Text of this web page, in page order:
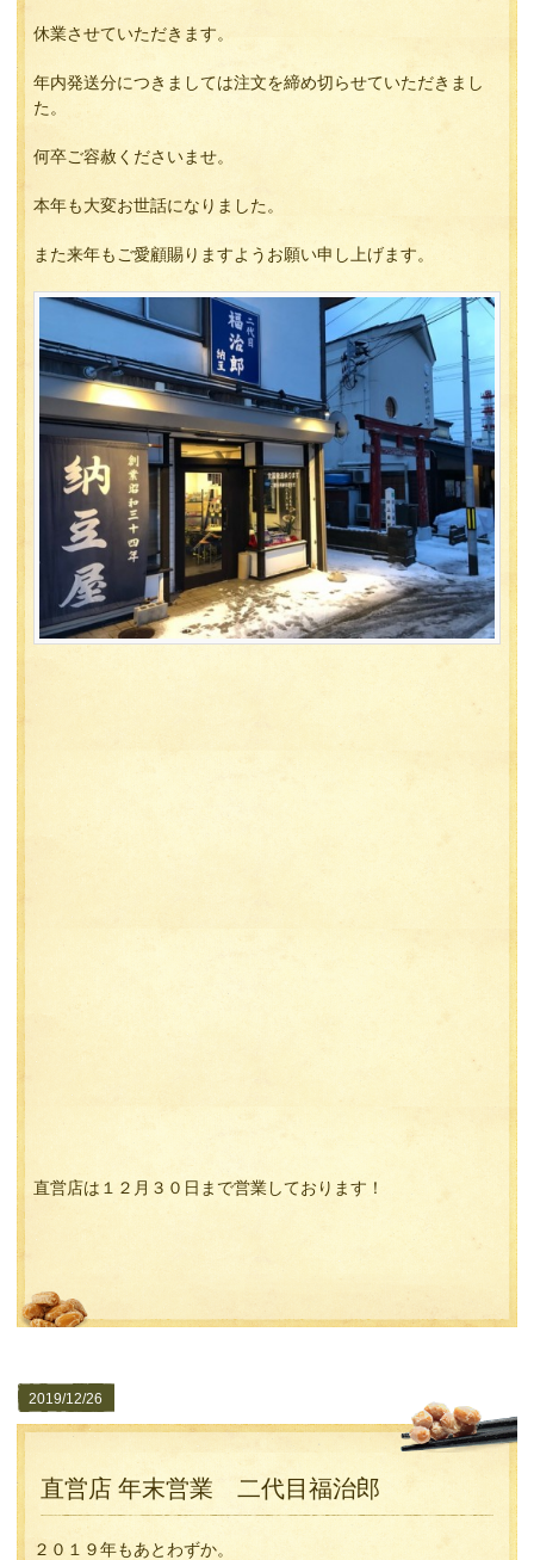
休業させていただきます。
年内発送分につきましては注文を締め切らせていただきまし
た。
何卒ご容赦くださいませ。
本年も大変お世話になりました。
また来年もご愛顧賜りますようお願い申し上げます。
直営店は１２月３０日まで営業しております！
2019/12/26
直営店 年末営業 二代目福治郎
２０１９年もあとわずか。